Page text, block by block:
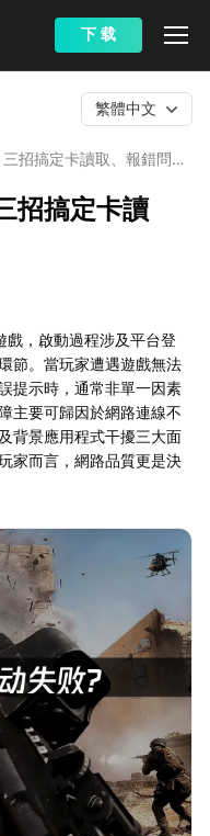
下 载
招搞定卡讀取、報錯問
繁體中文
招搞定卡讀
戲，啟動過程涉及平台登
節。當玩家遭遇遊戲無法
提示時，通常非單一因素
主要可歸因於網路連線不
背景應用程式干擾三大面
家而言，網路品質更是決